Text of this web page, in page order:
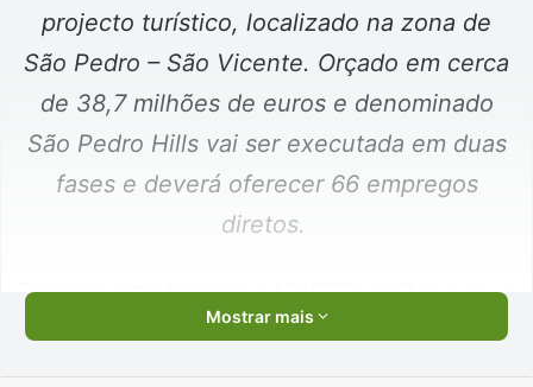
projecto turístico, localizado na zona de
São Pedro – São Vicente. Orçado em cerca
de 38,7 milhões de euros e denominado
São Pedro Hills vai ser executada em duas
fases e deverá oferecer 66 empregos
diretos.
De acordo com aResolução n.º 58/2025, de 08 de Julho, a
primeira fase do projecto abarca a construção de oito
standard, piscinas,Beach ClubRestaurante/Bar, espaços
Mostrar mais